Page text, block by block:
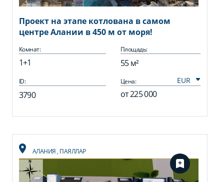
Проект на этапе котлована в самом
центре Алании в 450 м от моря!
Комнат:
1+1
Площадь:
55 м²
ID:
3790
Цена:
от225 000
АЛАНИЯ, ПАЯЛЛАР